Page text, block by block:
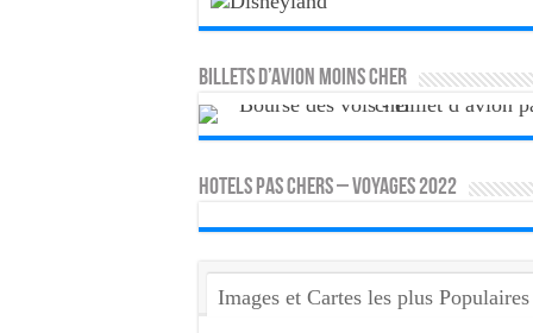
Billets d’avion moins cher
HOTELS PAS CHERS – VOYAGES 2022
Images et Cartes les plus Populaires